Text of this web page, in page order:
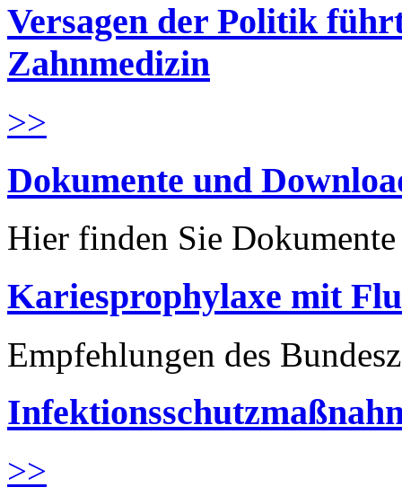
Versagen der Politik
Zahnmedizin
>>
Dokumente und
Hier finden Sie
Kariesprophylaxe mit
Empfehlungen des
>>